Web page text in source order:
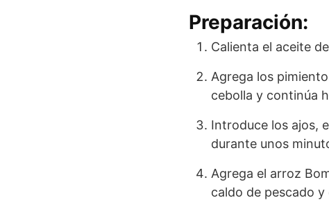
Preparación:
Calienta el aceite
Agrega los
cebolla y continúa
Introduce los ajos,
durante unos
Agrega el arroz
caldo de pescado y